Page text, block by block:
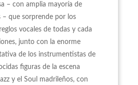
– con amplia mayoría de
– que sorprende por los
vocales de todas y cada
junto con la enorme
de los instrumentistas de
figuras de la escena
y el Soul madrileños, con